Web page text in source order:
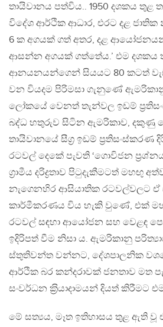
තායිවානය පත්විය.. 1950 දශකය තුළ
විදේශ ආර්ථික ආධාර, එරට දළ
6 ක අගයක් ගත් අතර, දළ
ආසන්න අගයක් ගත්තේය.’ එම දශකය
ආනයනයන්ගෙන් සියයට 80 කටත්
වන වියදම පිරිමසා ගැනුණේ
ලෝකයේ වෙනත් තැන්වල ඉඩම්
බද්ධ හතුරුව සිටින ඇමරිකාව, දකුණු
තායිවානයේ සීග‍්‍ර ඉඩම් ප‍්‍රතිසංස්කරණ
රටවල් දෙකේ පැවති ‘ගොවිජන
ග‍්‍රාමීය දරිද්‍රතාව පිටුදැකීමටත් මහඟු
නැගෙනහිර ආසියාතික රටවල්වලට ඒ
කාර්මීකරණය විය හැකි වුණේ, එක්
රටවල් සඳහා ආයෝජන සහ වෙළඳ
ඉදිරිපත් වීම නිසා ය. ඇමරිකානු
ස්තුතිවන්ත වන්නට, දේශපාලනික
ආර්ථික බර කන්දරාවක් ජනතාව මත
සංවර්ධන ක‍්‍රියාදාමයන් දියත් කිරීමට
මේ සත්‍යය, මෑත ඉතිහාසය තුළ ඇති